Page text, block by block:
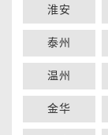
淮安
泰州
温州
金华